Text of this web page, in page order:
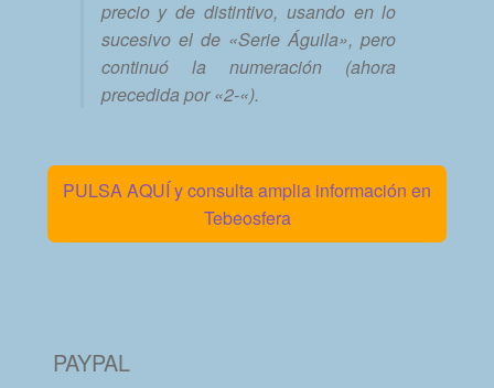
precio y de distintivo, usando en lo
sucesivo el de «Serie Águila», pero
continuó la numeración (ahora
precedida por «2-«).
PULSA AQUÍ y consulta amplia información en
Tebeosfera
PAYPAL